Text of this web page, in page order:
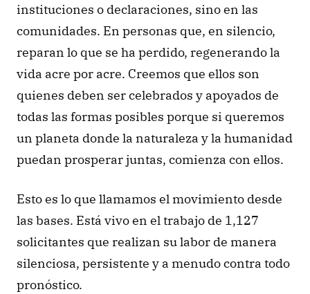
instituciones o declaraciones, sino en las
comunidades. En personas que, en silencio,
reparan lo que se ha perdido, regenerando la
vida acre por acre. Creemos que ellos son
quienes deben ser celebrados y apoyados de
todas las formas posibles porque si queremos
un planeta donde la naturaleza y la humanidad
puedan prosperar juntas, comienza con ellos.
Esto es lo que llamamos el movimiento desde
las bases. Está vivo en el trabajo de 1,127
solicitantes que realizan su labor de manera
silenciosa, persistente y a menudo contra todo
pronóstico.